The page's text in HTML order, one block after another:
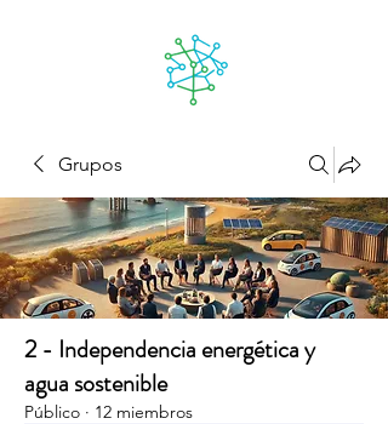
Grupos
2 - Independencia energética y
agua sostenible
Público · 12 miembros